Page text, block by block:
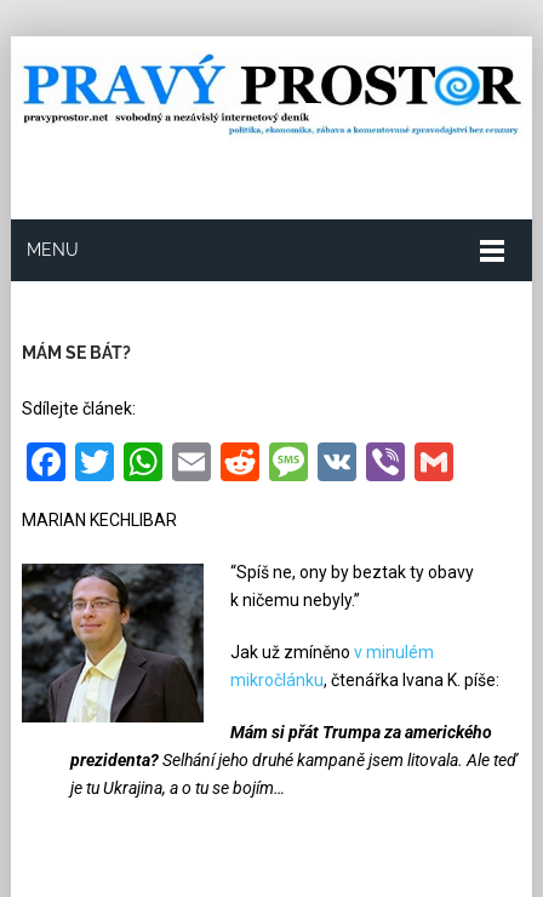
MENU
MÁM SE BÁT?
Sdílejte článek:
Facebook
Twitter
WhatsApp
EmailRedditMessage
VKViber
MARIAN KECHLIBAR
“Spíš ne, ony by beztak ty obavy
k ničemu nebyly.”
Jak už zmíněno v minulém
mikročlánku, čtenářka Ivana K. píše:
Mám si přát Trumpa za amerického
prezidenta?Selhání jeho druhé kampaně jsem litovala. Ale teď
je tu Ukrajina, a o tu se bojím…